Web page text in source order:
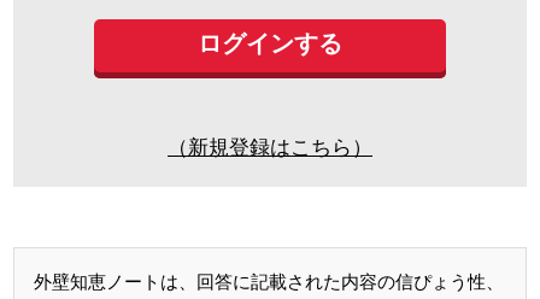
（新規登録はこちら）
外壁知恵ノートは、回答に記載された内容の信ぴょう性、